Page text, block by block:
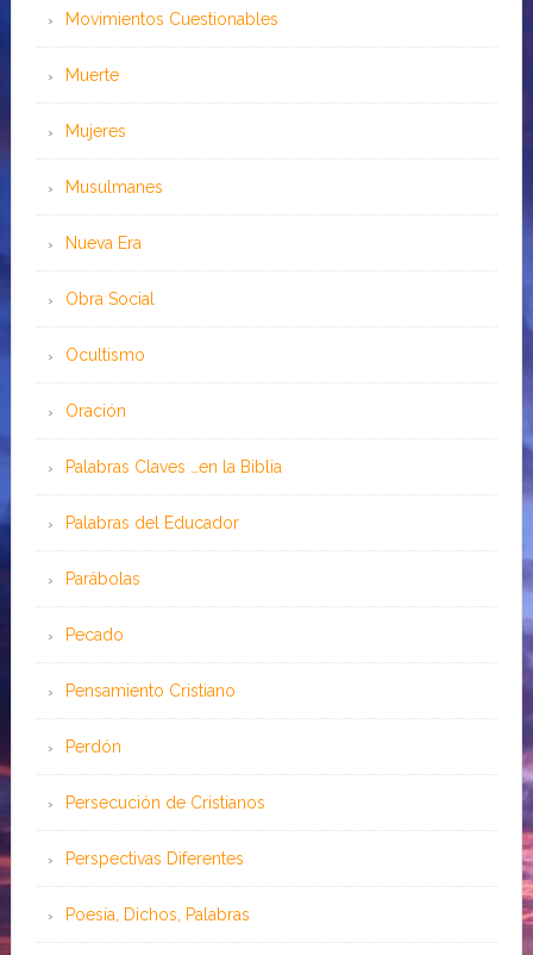
Movimientos Cuestionables
Muerte
Mujeres
Musulmanes
Nueva Era
Obra Social
Ocultismo
Oración
Palabras Claves …en la Biblia
Palabras del Educador
Parábolas
Pecado
Pensamiento Cristiano
Perdón
Persecución de Cristianos
Perspectivas Diferentes
Poesía, Dichos, Palabras